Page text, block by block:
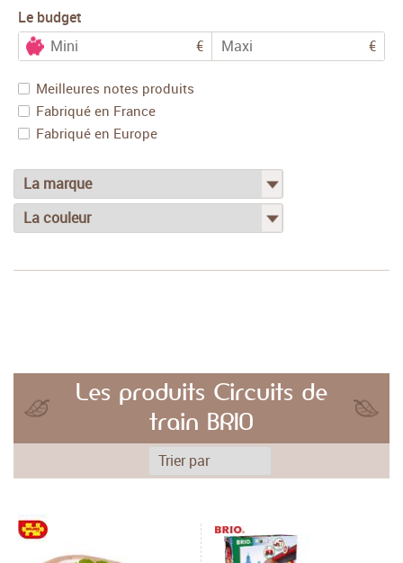
Réinitialiser
Le budget
Meilleures notes produits
Fabriqué en France
Fabriqué en Europe
Les produits Circuits de
train BRIO